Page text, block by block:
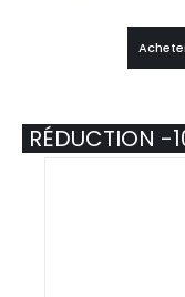
RÉDUCTION -